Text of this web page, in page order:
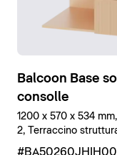
Balcoon Base
consolle
1200 x 570 x 534
2, Terraccino